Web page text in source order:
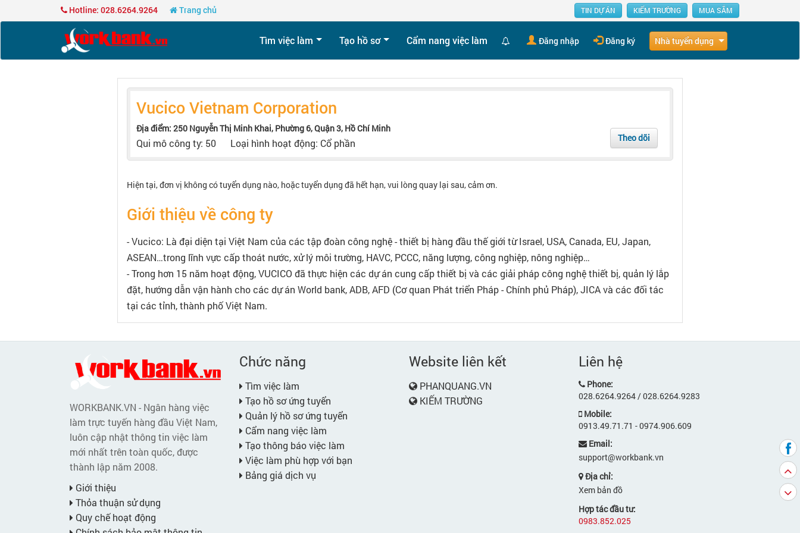
Hotline: 028.6264.9264 Trang chủ TIN DỰ ÁN KIẾM TRƯỜNG MUA SẮM
Tìm việc làm Tạo hồ sơ Cẩm nang việc làm Đăng nhập Đăng ký Nhà tuyển dụng
Vucico Vietnam Corporation
Địa điểm: 250 Nguyễn Thị Minh Khai, Phường 6, Quận 3, Hồ Chí Minh
Qui mô công ty: 50 Loại hình hoạt động: Cổ phần Theo dõi
Hiện tại, đơn vị không có tuyển dụng nào, hoặc tuyển dụng đã hết hạn, vui lòng quay lại sau, cảm ơn.
Giới thiệu về công ty
- Vucico: Là đại diện tại Việt Nam của các tập đoàn công nghệ - thiết bị hàng đầu thế giới từ Israel, USA, Canada, EU, Japan,
ASEAN…trong lĩnh vực cấp thoát nước, xử lý môi trường, HAVC, PCCC, năng lượng, công nghiệp, nông nghiệp…
- Trong hơn 15 năm hoạt động, VUCICO đã thực hiện các dự án cung cấp thiết bị và các giải pháp công nghệ thiết bị, quản lý lắp
đặt, hướng dẫn vận hành cho các dự án World bank, ADB, AFD (Cơ quan Phát triển Pháp - Chính phủ Pháp), JICA và các đối tác
tại các tỉnh, thành phố Việt Nam.
WORKBANK.VN - Ngân hàng việc
làm trực tuyến hàng đầu Việt Nam,
luôn cập nhật thông tin việc làm
mới nhất trên toàn quốc, được
thành lập năm 2008.
Giới thiệu
Thỏa thuận sử dụng
Quy chế hoạt động
Chức năng
Tìm việc làm
Tạo hồ sơ ứng tuyển
Quản lý hồ sơ ứng tuyển
Cẩm nang việc làm
Tạo thông báo việc làm
Việc làm phù hợp với bạn
Bảng giá dịch vụ
Website liên kết
PHANQUANG.VN
KIẾM TRƯỜNG
Liên hệ
Phone:
028.6264.9264 / 028.6264.9283
Mobile:
0913.49.71.71 - 0974.906.609
Email:
support@workbank.vn
Địa chỉ:
Xem bản đồ
Hợp tác đầu tư:
0983.852.025